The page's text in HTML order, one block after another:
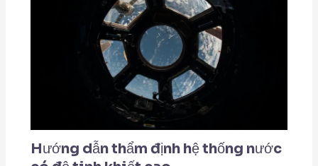
Hướng dẫn thẩm định hệ thống nước